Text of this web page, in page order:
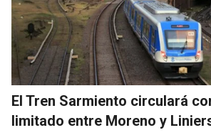
El Tren Sarmiento circulará
limitado entre Moreno y